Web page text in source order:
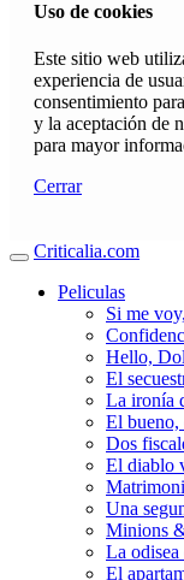
Uso de cookies
Este sitio web
experiencia de
consentimiento
y la aceptación de
para mayor
Cerrar
Criticalia.com
Peliculas
Si me
Hello,
El
La ironía
El bueno,
Dos
El diablo
Una
Minions
La
El